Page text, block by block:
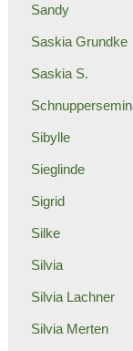
Sandy
Saskia Grundke
Saskia S.
Sibylle
Sieglinde
Sigrid
Silke
Silvia
Silvia Lachner
Silvia Merten